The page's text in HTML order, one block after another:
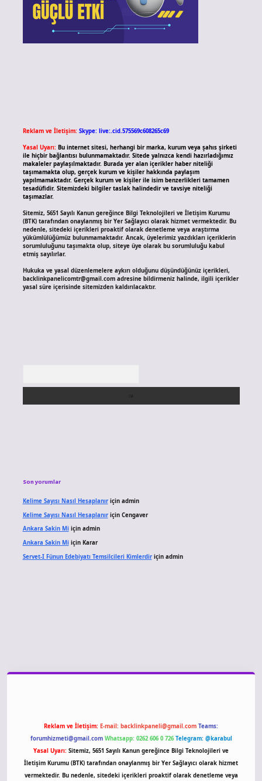
Reklam ve İletişim: Skype: live:.cid.575569c608265c69
Yasal Uyarı: Bu internet sitesi, herhangi bir marka, kurum veya şahıs şirketi
ile hiçbir bağlantısı bulunmamaktadır. Sitede yalnızca kendi hazırladığımız
makaleler paylaşılmaktadır. Burada yer alan içerikler haber niteliği
taşımamakta olup, gerçek kurum ve kişiler hakkında paylaşım
yapılmamaktadır. Gerçek kurum ve kişiler ile isim benzerlikleri tamamen
tesadüfidir. Sitemizdeki bilgiler taslak halindedir ve tavsiye niteliği
taşımazlar.
Sitemiz, 5651 Sayılı Kanun gereğince Bilgi Teknolojileri ve İletişim Kurumu
(BTK) tarafından onaylanmış bir Yer Sağlayıcı olarak hizmet vermektedir. Bu
nedenle, sitedeki içerikleri proaktif olarak denetleme veya araştırma
yükümlülüğümüz bulunmamaktadır. Ancak, üyelerimiz yazdıkları içeriklerin
sorumluluğunu taşımakta olup, siteye üye olarak bu sorumluluğu kabul
etmiş sayılırlar.
Hukuka ve yasal düzenlemelere aykırı olduğunu düşündüğünüz içerikleri,
backlinkpanelicomtr@gmail.comadresine bildirmeniz halinde, ilgili içerikler
yasal süre içerisinde sitemizden kaldırılacaktır.
Son yorumlar
Kelime Sayısı Nasıl Hesaplanıriçin admin
Kelime Sayısı Nasıl Hesaplanıriçin Cengaver
Ankara Sakin Miiçin admin
Ankara Sakin Miiçin Karar
Servet-I Fünun Edebiyatı Temsilcileri Kimlerdiriçin admin
Reklam ve İletişim: E-mail: backlinkpaneli@gmail.com Teams:
forumhizmeti@gmail.com Whatsapp: 0262 606 0 726 Telegram: @karabul
Yasal Uyarı: Sitemiz, 5651 Sayılı Kanun gereğince Bilgi Teknolojileri ve
İletişim Kurumu (BTK) tarafından onaylanmış bir Yer Sağlayıcı olarak hizmet
vermektedir. Bu nedenle, sitedeki içerikleri proaktif olarak denetleme veya